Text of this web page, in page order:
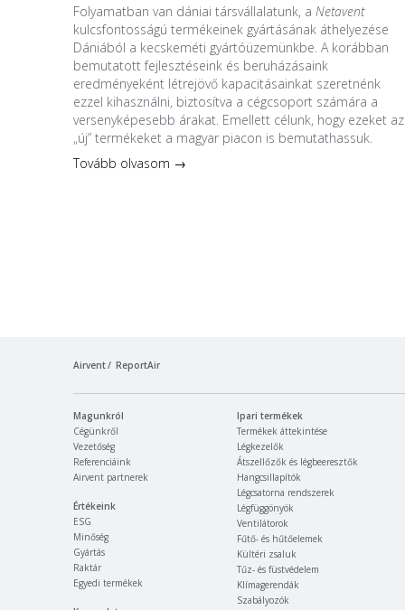
Folyamatban van dániai társvállalatunk, a Netavent
kulcsfontosságú termékeinek gyártásának áthelyezése
Dániából a kecskeméti gyártóüzemünkbe. A korábban
bemutatott fejlesztéseink és beruházásaink
eredményeként létrejövő kapacitásainkat szeretnénk
ezzel kihasználni, biztosítva a cégcsoport számára a
versenyképesebb árakat. Emellett célunk, hogy ezeket az
„új” termékeket a magyar piacon is bemutathassuk.
Tovább olvasom →
Airvent ReportAir
Magunkról
Cégünkről
Vezetőség
Referenciáink
Airvent partnerek
Értékeink
ESG
Minőség
Gyártás
Raktár
Egyedi termékek
Ipari termékek
Termékek áttekintése
Légkezelők
Átszellőzők és légbeeresztők
Hangcsillapítók
Légcsatorna rendszerek
Légfüggönyök
Ventilátorok
Fűtő- és hűtőelemek
Kültéri zsaluk
Tűz- és füstvédelem
Klímagerendák
Szabályozók